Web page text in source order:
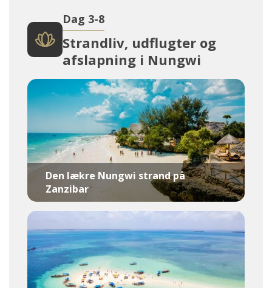
Dag 3-8
Strandliv, udflugter og
afslapning i Nungwi
Den lækre Nungwi strand på
Zanzibar